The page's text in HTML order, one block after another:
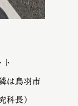
は鳥羽市
長）